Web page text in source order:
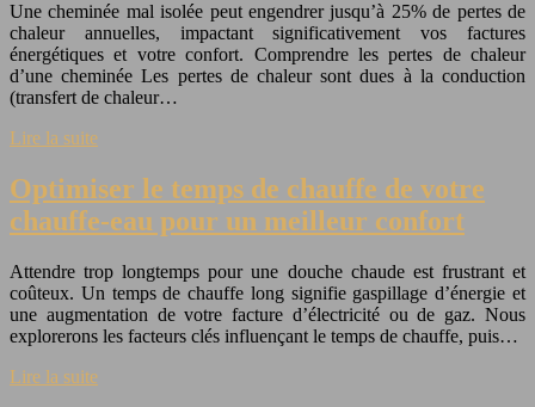
Une cheminée mal isolée peut engendrer jusqu’à 25% de pertes de
chaleur annuelles, impactant significativement vos factures
énergétiques et votre confort. Comprendre les pertes de chaleur
d’une cheminée Les pertes de chaleur sont dues à la conduction
(transfert de chaleur…
Lire la suite
Optimiser le temps de chauffe de votre
chauffe-eau pour un meilleur confort
Attendre trop longtemps pour une douche chaude est frustrant et
coûteux. Un temps de chauffe long signifie gaspillage d’énergie et
une augmentation de votre facture d’électricité ou de gaz. Nous
explorerons les facteurs clés influençant le temps de chauffe, puis…
Lire la suite